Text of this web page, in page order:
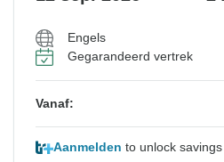
Engels
Gegarandeerd vertrek
Vanaf:
Aanmelden to unlock savings